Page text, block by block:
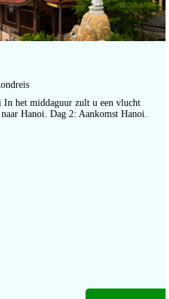
In het middaguur zult u een vlucht
Hanoi. Dag 2: Aankomst Hanoi.